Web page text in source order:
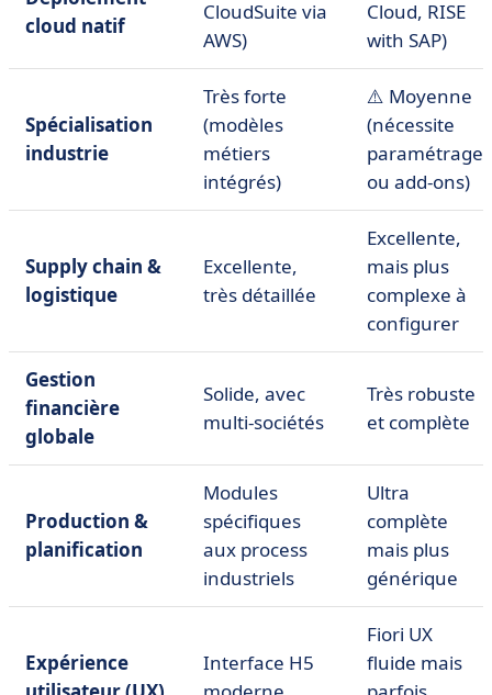
cloud natif
CloudSuite via
AWS)
Cloud, RISE
with SAP)
Spécialisation
industrie
Très forte
(modèles
métiers
intégrés)
⚠️ Moyenne
(nécessite
paramétrage
ou add-ons)
Supply chain &
logistique
Excellente,
très détaillée
Excellente,
mais plus
complexe à
configurer
Gestion
financière
globale
Solide, avec
multi-sociétés
Très robuste
et complète
Production &
planification
Modules
spécifiques
aux process
industriels
Ultra
complète
mais plus
générique
Expérience
Interface H5
Fiori UX
fluide mais